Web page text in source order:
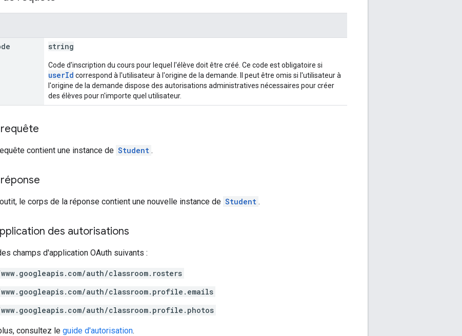
string
Code d'inscription du cours pour lequel l'élève doit être créé. Ce code est obligatoire si
userId correspond à l'utilisateur à l'origine de la demande. Il peut être omis si l'utilisateur à
l'origine de la demande dispose des autorisations administratives nécessaires pour créer
des élèves pour n'importe quel utilisateur.
contient une instance de Student .
le corps de la réponse contient une nouvelle instance de Student .
des autorisations
champs d'application OAuth suivants :
auth/classroom.rosters
auth/classroom.profile.emails
auth/classroom.profile.photos
consultez le guide d'autorisation.